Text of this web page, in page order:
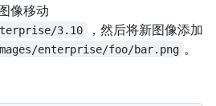
像移动
3.10
，然后将新图像添加
enterprise/foo/bar.png 。